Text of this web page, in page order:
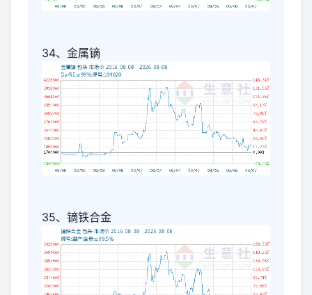
34、金属镝
35、镝铁合金